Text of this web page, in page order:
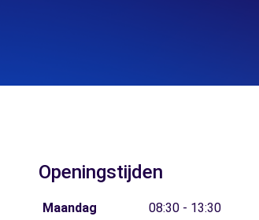
Openingstijden
Maandag
08:30 - 13:30